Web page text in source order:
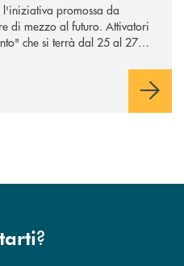
promossa da
di mezzo al futuro. Attivatori
che si terrà dal 25 al 27
?